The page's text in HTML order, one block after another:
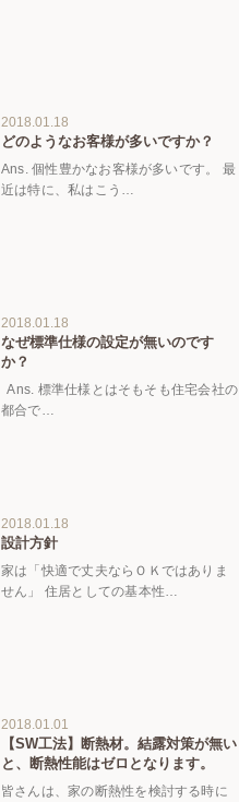
2018.01.18
どのようなお客様が多いですか？
Ans. 個性豊かなお客様が多いです。 最
近は特に、私はこう…
2018.01.18
なぜ標準仕様の設定が無いのです
か？
Ans. 標準仕様とはそもそも住宅会社の
都合で…
2018.01.18
設計方針
家は「快適で丈夫ならＯＫではありま
せん」 住居としての基本性…
2018.01.01
【SW工法】断熱材。結露対策が無い
と、断熱性能はゼロとなります。
皆さんは、家の断熱性を検討する時に